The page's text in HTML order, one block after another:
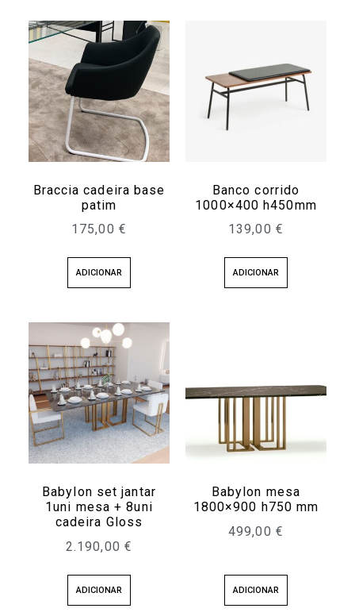
Braccia cadeira base
patim
175,00 €
ADICIONAR
Banco corrido
1000×400 h450mm
139,00 €
ADICIONAR
Babylon set jantar
1uni mesa + 8uni
cadeira Gloss
2.190,00 €
ADICIONAR
Babylon mesa
1800×900 h750 mm
499,00 €
ADICIONAR